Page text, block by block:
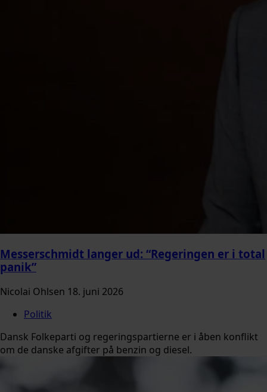
Messerschmidt langer ud: “Regeringen er i total
panik”
Nicolai Ohlsen 18. juni 2026
Politik
Dansk Folkeparti og regeringspartierne er i åben konflikt
om de danske afgifter på benzin og diesel.